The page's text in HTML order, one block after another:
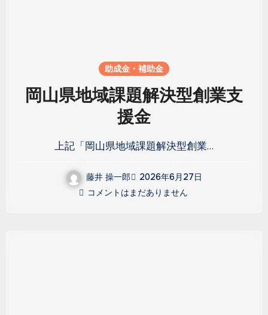
助成金・補助金
岡山県地域課題解決型創業支
援金
上記「岡山県地域課題解決型創業…
藤井 操一郎
2026年6月27日
コメントはまだありません